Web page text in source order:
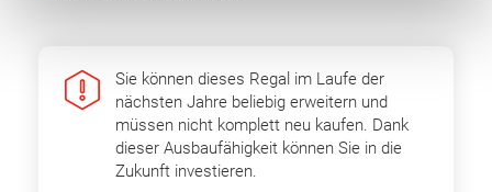
Sie können dieses Regal im Laufe der
nächsten Jahre beliebig erweitern und
müssen nicht komplett neu kaufen. Dank
dieser Ausbaufähigkeit können Sie in die
Zukunft investieren.